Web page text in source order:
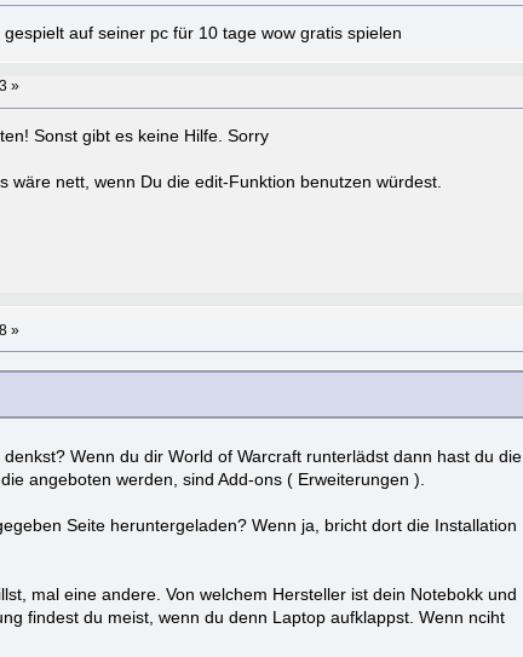
auf seiner pc für 10 tage wow gratis spielen
»
Sonst gibt es keine Hilfe. Sorry
wäre nett, wenn Du die edit-Funktion benutzen würdest.
»
Wenn du dir World of Warcraft runterlädst dann hast du die
angeboten werden, sind Add-ons ( Erweiterungen ).
Seite heruntergeladen? Wenn ja, bricht dort die Installation
mal eine andere. Von welchem Hersteller ist dein Notebokk und
findest du meist, wenn du denn Laptop aufklappst. Wenn nciht